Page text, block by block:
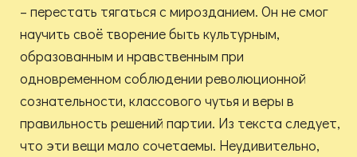
– перестать тягаться с мирозданием. Он не смог
научить своё творение быть культурным,
образованным и нравственным при
одновременном соблюдении революционной
сознательности, классового чутья и веры в
правильность решений партии. Из текста следует,
что эти вещи мало сочетаемы. Неудивительно,